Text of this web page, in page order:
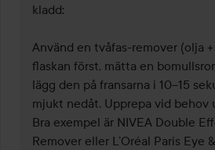
kladd:
Använd en tvåfas-remover (olja
flaskan först, mätta en
lägg den på fransarna i 10–15
mjukt nedåt. Upprepa vid behov
Bra exempel är NIVEA Double
Remover eller L’Oréal Paris Eye